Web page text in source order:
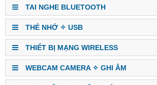
TAI NGHE BLUETOOTH
THẺ NHỚ ✧ USB
THIẾT BỊ MẠNG WIRELESS
WEBCAM CAMERA ✧ GHI ÂM